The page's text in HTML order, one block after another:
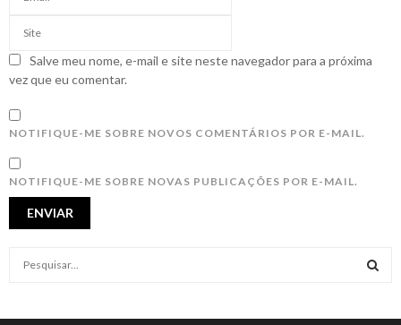
Salve meu nome, e-mail e site neste navegador para a próxima
vez que eu comentar.
NOTIFIQUE-ME SOBRE NOVOS COMENTÁRIOS POR E-MAIL.
NOTIFIQUE-ME SOBRE NOVAS PUBLICAÇÕES POR E-MAIL.